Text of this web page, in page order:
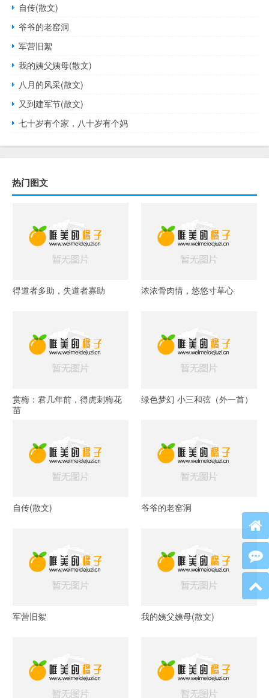
自传(散文)
爷爷的老窑洞
军营旧絮
我的姨父姨母(散文)
八月的风采(散文)
又到建军节(散文)
七十岁有个家，八十岁有个妈
热门图文
得道者多助，失道者寡助 浓浓骨肉情，悠悠寸草心
赏梅：君几年前，得虎刺梅花
苗
绿色梦幻 小三和弦（外一首）
自传(散文) 爷爷的老窑洞
军营旧絮 我的姨父姨母(散文)